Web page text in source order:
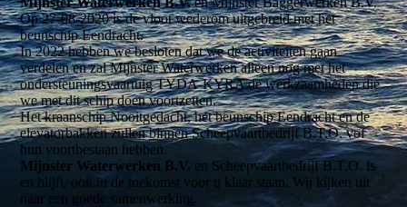
Op 27-08-2020 is de vloot wederom uitgebreid met het
beunschip Eendracht.
In 2022 hebben we besloten dat we de activiteiten gaan
verdelen en zal Mijnster Waterwerken alleen nog met het
ondersteuningsvaartuig TYDA-KYRA de werkzaamheden die
we met dit schip doen voortzetten.
Het kraanschip Nooitgedacht, het beunschip Eendracht en de
elevatorbakken zullen binnen Scheepvaartbedrijf B.T.O. vof
hun voortbestaan hebben.
Mijnster Waterwerken B.V. en Scheepvaartbedrijf B.T.O. is
en blijft, ook in de toekomst voor u klaar staan. Wij kijken uit
naar een goede samenwerking.